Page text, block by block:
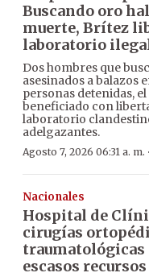
Buscando oro
muerte, Brítez
laboratorio
Dos hombres que
asesinados a balazos
personas detenidas,
beneficiado con
laboratorio
adelgazantes.
Agosto 7, 2026 06:31 a. m. ·
Nacionales
Hospital de
cirugías
traumatológicas
escasos recursos